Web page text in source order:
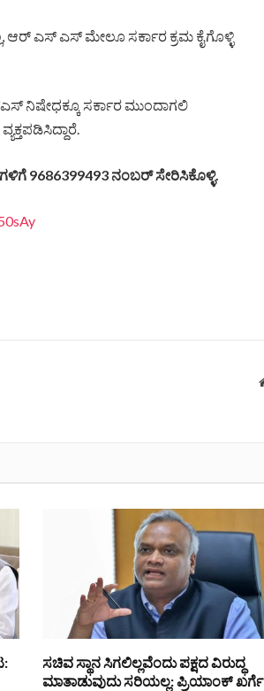
ಎಸ್ ಎಸ್ ಮೇಲೂ ಸರ್ಕಾರ ಕ್ರಮ ಕೈಗೊಳ್ಳಿ
ನಿಷೇಧಕ್ಕೂ ಸರ್ಕಾರ ಮುಂದಾಗಲಿ
ಗಳಿಗೆ9686399493 ನಂಬರ್ಸೇರಿಸಿಕೊಳ್ಳಿ.
ಸಚಿವ ಸ್ಥಾನ ಸಿಗಲಿಲ್ಲವೆಂದು ಪಕ್ಷದ ವಿರುದ್ಧ
ಮಾತಾಡುವುದು ಸರಿಯಲ್ಲ: ಪ್ರಿಯಾಂಕ್ ಖರ್ಗೆ